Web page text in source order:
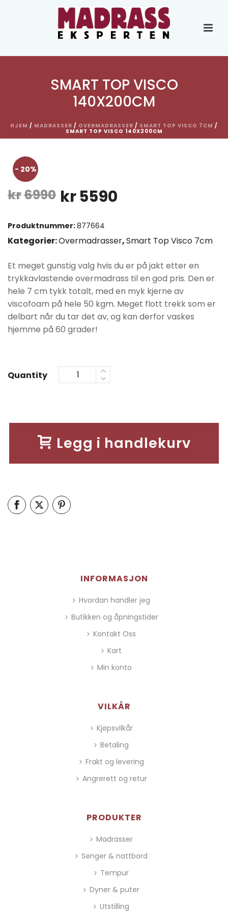
SMART TOP VISCO
140X200CM
HJEM / MADRASSER / OVERMADRASSER / SMART TOP VISCO 7CM /
SMART TOP VISCO 140X200CM
- 20%
kr6990 Opprinnelig
pris
var:
kr6990.
kr5590
er:
kr5590.
Produktnummer:877664
Kategorier:Overmadrasser,Smart Top Visco 7cm
Et meget gunstig valg hvis du er på jakt etter en
trykkavlastende overmadrass til en god pris. Den er
hele 7 cm tykk totalt, med en myk kjerne av
viscofoam på hele 50 kgm. Meget flott trekk som er
delbart når du tar det av, og kan derfor vaskes
hjemme på 60 grader!
Quantity
Legg i handlekurv
INFORMASJON
Hvordan handler jeg
Butikken og åpningstider
Kontakt Oss
Kart
Min konto
VILKÅR
Kjøpsvilkår
Betaling
Frakt og levering
Angrerett og retur
PRODUKTER
Madrasser
Senger & nattbord
Tempur
Dyner & puter
Utstilling